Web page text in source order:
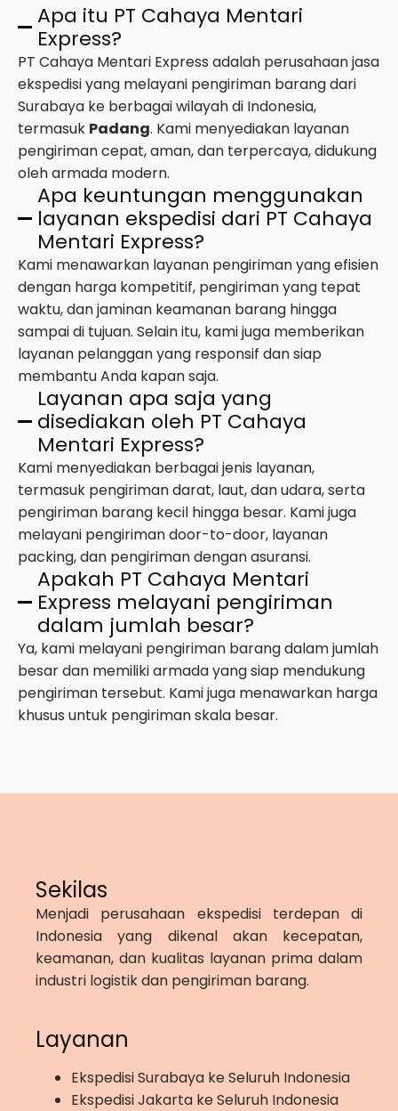
Apa itu PT Cahaya Mentari
Express?
PT Cahaya Mentari Express adalah perusahaan jasa
ekspedisi yang melayani pengiriman barang dari
Surabaya ke berbagai wilayah di Indonesia,
termasuk Padang. Kami menyediakan layanan
pengiriman cepat, aman, dan terpercaya, didukung
oleh armada modern.
Apa keuntungan menggunakan
layanan ekspedisi dari PT Cahaya
Mentari Express?
Kami menawarkan layanan pengiriman yang efisien
dengan harga kompetitif, pengiriman yang tepat
waktu, dan jaminan keamanan barang hingga
sampai di tujuan. Selain itu, kami juga memberikan
layanan pelanggan yang responsif dan siap
membantu Anda kapan saja.
Layanan apa saja yang
disediakan oleh PT Cahaya
Mentari Express?
Kami menyediakan berbagai jenis layanan,
termasuk pengiriman darat, laut, dan udara, serta
pengiriman barang kecil hingga besar. Kami juga
melayani pengiriman door-to-door, layanan
packing, dan pengiriman dengan asuransi.
Apakah PT Cahaya Mentari
Express melayani pengiriman
dalam jumlah besar?
Ya, kami melayani pengiriman barang dalam jumlah
besar dan memiliki armada yang siap mendukung
pengiriman tersebut. Kami juga menawarkan harga
khusus untuk pengiriman skala besar.
Sekilas
Menjadi perusahaan ekspedisi terdepan di
Indonesia yang dikenal akan kecepatan,
keamanan, dan kualitas layanan prima dalam
industri logistik dan pengiriman barang.
Layanan
Ekspedisi Surabaya ke Seluruh Indonesia
Ekspedisi Jakarta ke Seluruh Indonesia